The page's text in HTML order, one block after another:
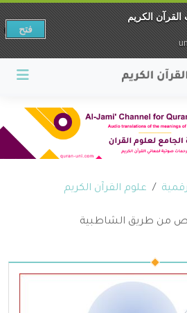
علوم القرآن الكريم
من طريق الشاطبية
القرآن الكريم
فتح